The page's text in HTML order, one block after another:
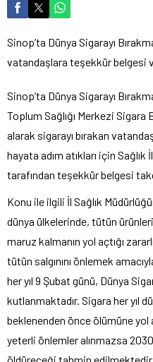
Sinop’ta Dünya Sigarayı
vatandaşlara teşekkür belgesi
Sinop’ta Dünya Sigarayı
Toplum Sağlığı Merkezi
alarak sigarayı bırakan
hayata adım atıkları için
tarafından teşekkür belgesi
Konu ile ilgili İl Sağlık
dünya ülkelerinde, tütün
maruz kalmanın yol açtığı
tütün salgınını önlemek
her yıl 9 Şubat günü, Dünya
kutlanmaktadır. Sigara her yıl
beklenenden önce ölümüne yol
yeterli önlemler alınmazsa 2030